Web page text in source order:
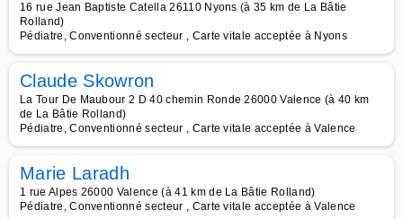
16 rue Jean Baptiste Catella 26110 Nyons (à 35 km de La Bâtie
Rolland)
Pédiatre, Conventionné secteur , Carte vitale acceptée à Nyons
Claude Skowron
La Tour De Maubour 2 D 40 chemin Ronde 26000 Valence (à 40 km
de La Bâtie Rolland)
Pédiatre, Conventionné secteur , Carte vitale acceptée à Valence
Marie Laradh
1 rue Alpes 26000 Valence (à 41 km de La Bâtie Rolland)
Pédiatre, Conventionné secteur , Carte vitale acceptée à Valence